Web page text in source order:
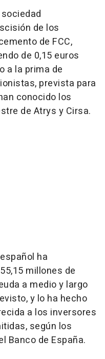
de los
de FCC,
de 0,15 euros
a la prima de
prevista para
conocido los
de Atrys y Cirsa.
ha
millones de
a medio y largo
y lo ha hecho
a los inversores
según los
Banco de España.